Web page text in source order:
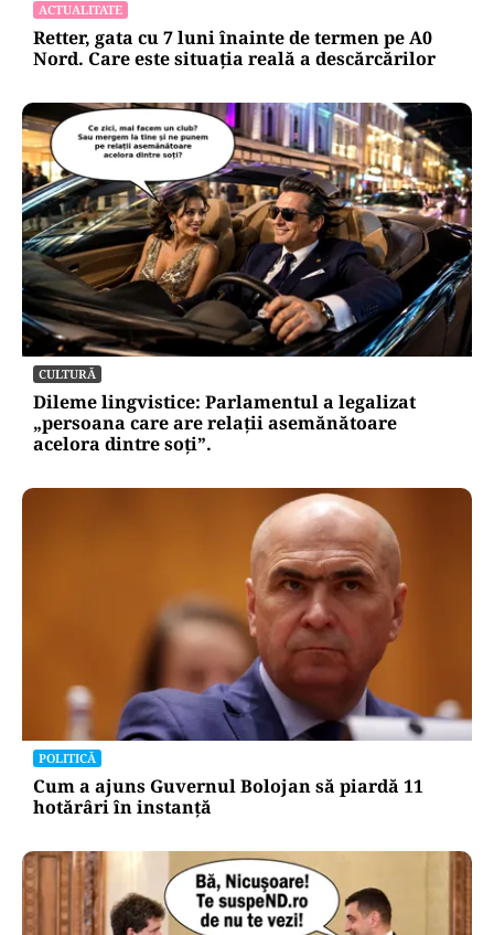
ACTUALITATE
Retter, gata cu 7 luni înainte de termen pe A0
Nord. Care este situația reală a descărcărilor
CULTURĂ
Dileme lingvistice: Parlamentul a legalizat
„persoana care are relații asemănătoare
acelora dintre soți”.
POLITICĂ
Cum a ajuns Guvernul Bolojan să piardă 11
hotărâri în instanță